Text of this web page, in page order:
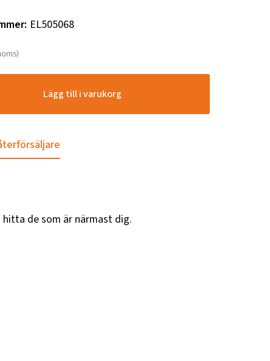
: EL505068
Lägg till i varukorg
de som är närmast dig.